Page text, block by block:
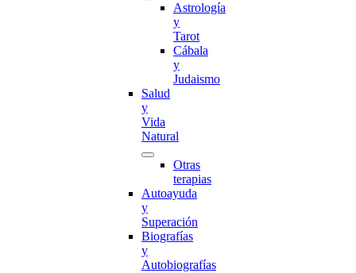
Astrología
y
Tarot
Cábala
y
Judaismo
Salud
y
Vida
Natural
Otras
terapias
Autoayuda
y
Superación
Biografías
y
Autobiografías